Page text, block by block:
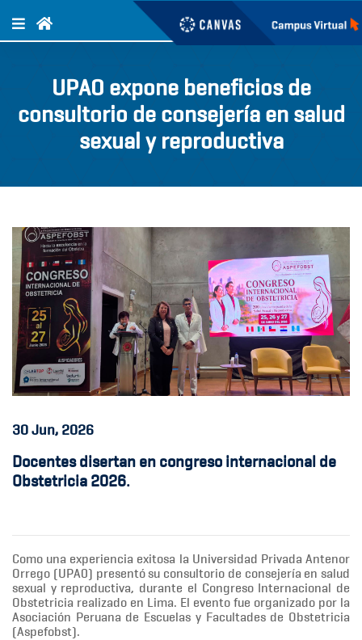
UPAO expone beneficios de
consultorio de consejería en salud
sexual y reproductiva
30Jun, 2026
Docentes disertan en congreso internacional de
Obstetricia 2026.
Como una experiencia exitosa la Universidad Privada Antenor
Orrego (UPA0) presentó su consultorio de consejería en salud
sexual y reproductiva, durante el Congreso Internacional de
Obstetricia realizado en Lima. El evento fue organizado por la
Asociación Peruana de Escuelas y Facultades de Obstetricia
(Aspefobst).